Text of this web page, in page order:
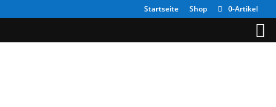
Startseite Shop 0-Artikel